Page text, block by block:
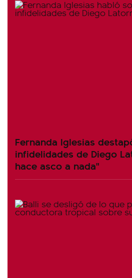
Fernanda Iglesias
infidelidades de Diego
hace asco a nada"